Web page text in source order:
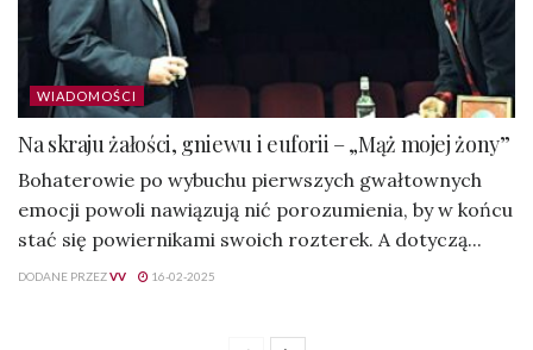
WIADOMOŚCI
Na skraju żałości, gniewu i euforii – „Mąż mojej żony”
Bohaterowie po wybuchu pierwszych gwałtownych
emocji powoli nawiązują nić porozumienia, by w końcu
stać się powiernikami swoich rozterek. A dotyczą...
DODANE PRZEZVV 16-02-2025